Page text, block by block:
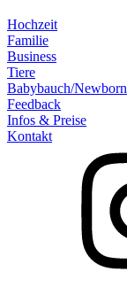
Hochzeit
Familie
Business
Tiere
Babybauch/Newborn
Feedback
Infos & Preise
Kontakt